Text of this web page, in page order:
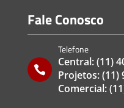
Fale Conosco

Telefone
Central:(11)
Projetos:(11)
Comercial: